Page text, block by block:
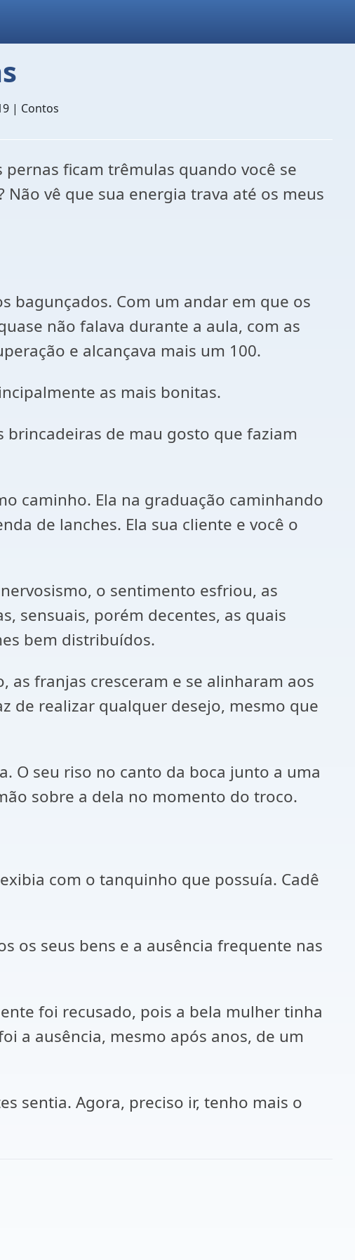
| Contos
ficam trêmulas quando você se
vê que sua energia trava até os meus
bagunçados. Com um andar em que os
não falava durante a aula, com as
e alcançava mais um 100.
as mais bonitas.
brincadeiras de mau gosto que faziam
caminho. Ela na graduação caminhando
de lanches. Ela sua cliente e você o
o sentimento esfriou, as
sensuais, porém decentes, as quais
bem distribuídos.
as franjas cresceram e se alinharam aos
de realizar qualquer desejo, mesmo que
O seu riso no canto da boca junto a uma
sobre a dela no momento do troco.
com o tanquinho que possuía. Cadê
os seus bens e a ausência frequente nas
foi recusado, pois a bela mulher tinha
a ausência, mesmo após anos, de um
sentia. Agora, preciso ir, tenho mais o